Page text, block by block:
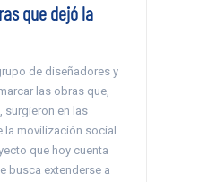
que dejó la
de diseñadores y
las obras que,
surgieron en las
la movilización social.
que hoy cuenta
busca extenderse a